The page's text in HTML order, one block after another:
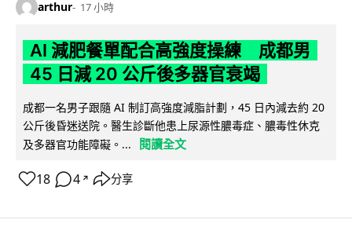
arthur 17 小時
AI 減肥餐單配合高強度操練 成都男
45 日減 20 公斤後多器官衰竭
成都一名男子跟隨 AI 制訂高強度減脂計劃，45 日內減去約 20
公斤後昏迷送院。醫生診斷他患上尿源性膿毒症、膿毒性休克
及多器官功能障礙。...
閱讀全文
18 4 ↗ 分享